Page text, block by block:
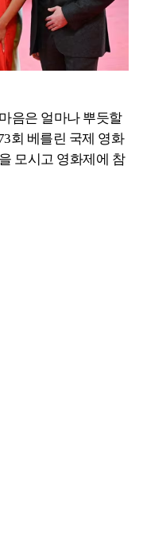
음은 얼마나 뿌듯할
회 베를린 국제 영화
모시고 영화제에 참